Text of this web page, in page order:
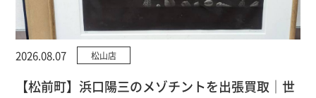
2026.08.07 松山店
【松前町】浜口陽三のメゾチントを出張買取｜世